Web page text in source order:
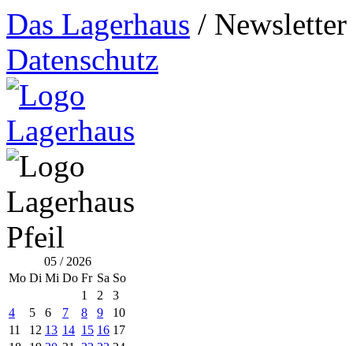
Das Lagerhaus / Newsletter
Datenschutz
05 / 2026
Mo Di Mi Do Fr Sa So
1
2
3
4
5 6 7 8 9
10
11
12 13 14 15 16 17